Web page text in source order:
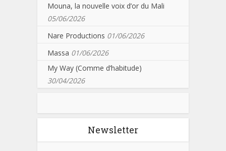
Mouna, la nouvelle voix d’or du Mali
05/06/2026
Nare Productions 01/06/2026
Massa 01/06/2026
My Way (Comme d’habitude)
30/04/2026
Newsletter